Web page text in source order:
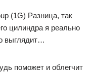
Разница, так
цилиндра я реально
выглядит…
поможет и облегчит